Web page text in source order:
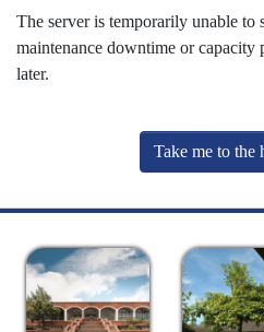
The server is temporarily unable to
maintenance downtime or capacity
later.
Take me to the